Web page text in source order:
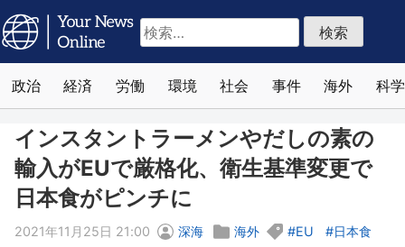
検
索:
政治 経済 労働 環境 社会 事件 海外 科学
インスタントラーメンやだしの素の
輸入がEUで厳格化、衛生基準変更で
日本食がピンチに
2021年11月25日 21:00 深海 海外 EU 日本食